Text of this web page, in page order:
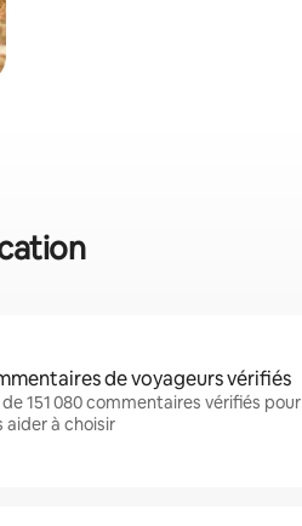
de voyageurs vérifiés
de 151 080 commentaires vérifiés pour
aider à choisir